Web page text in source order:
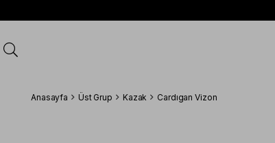
Anasayfa Üst Grup Kazak Cardıgan Vizon